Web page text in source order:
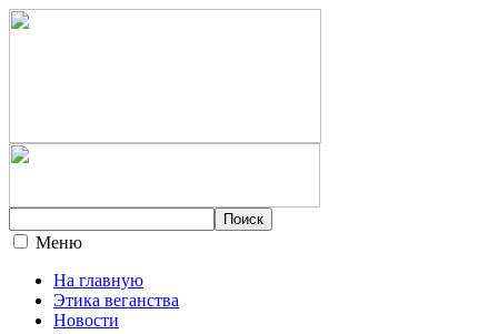
Меню
На главную
Этика веганства
Новости